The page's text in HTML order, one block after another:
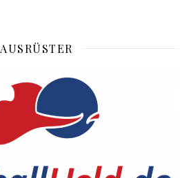
AUSRÜSTER